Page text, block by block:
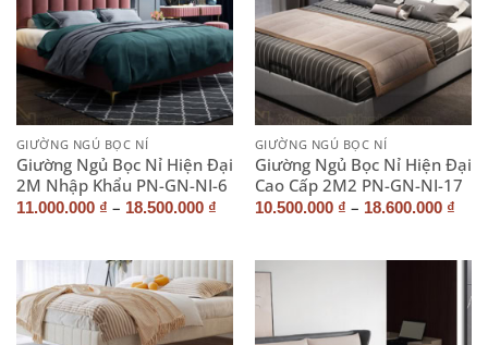
GIƯỜNG NGỦ BỌC NỈ
Giường Ngủ Bọc Nỉ Hiện Đại
2M Nhập Khẩu PN-GN-NI-6
11.000.000 ₫ – 18.500.000 ₫
GIƯỜNG NGỦ BỌC NỈ
Giường Ngủ Bọc Nỉ Hiện Đại
Cao Cấp 2M2 PN-GN-NI-17
10.500.000 ₫ – 18.600.000 ₫